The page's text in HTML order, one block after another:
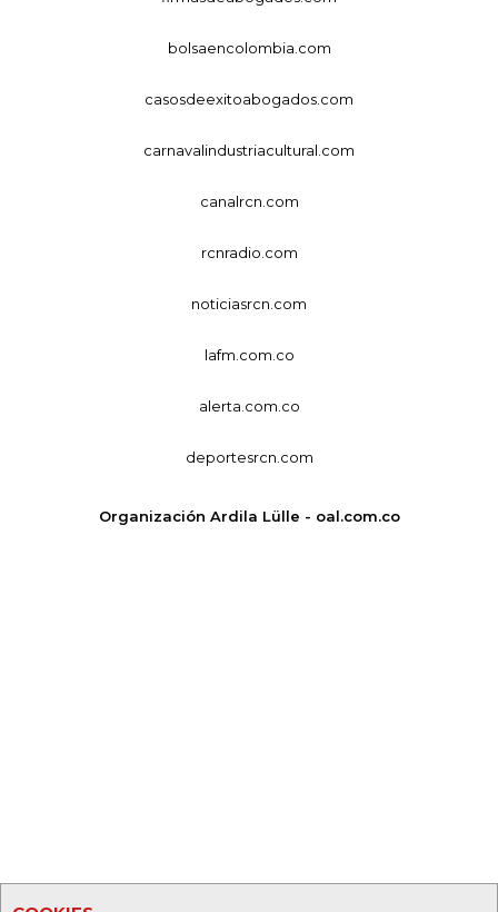
bolsaencolombia.com
casosdeexitoabogados.com
carnavalindustriacultural.com
canalrcn.com
rcnradio.com
noticiasrcn.com
lafm.com.co
alerta.com.co
deportesrcn.com
Organización Ardila Lülle - oal.com.co